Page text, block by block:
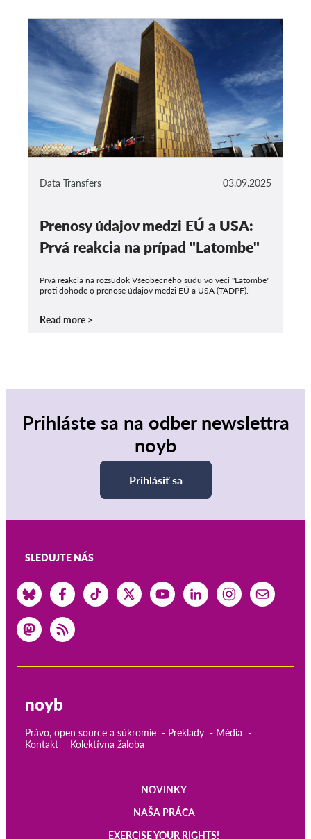
03.09.2025
Data Transfers
Prenosy údajov medzi EÚ a USA:
Prvá reakcia na prípad "Latombe"
Prvá reakcia na rozsudok Všeobecného súdu vo veci "Latombe"
proti dohode o prenose údajov medzi EÚ a USA (TADPF).
Read more
Prihláste sa na odber newslettra
noyb
Prihlásiť sa
SLEDUJTE NÁS
noyb
Právo, open source a súkromie Preklady
Média
Kontakt
Kolektívna žaloba
NOVINKY
NAŠA PRÁCA
EXERCISE YOUR RIGHTS!